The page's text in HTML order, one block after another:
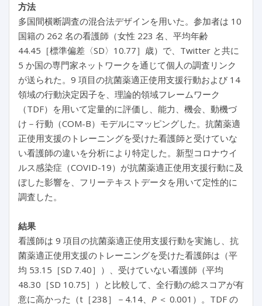
方法
多国間横断調査の混合法デザインを用いた。参加者は 10
国籍の 262 名の看護師（女性 223 名、平均年齢
44.45［標準偏差〈SD〉10.77］歳）で、Twitter と共に
5 か国の専門家ネットワークを通じて個人の調査リンク
が送られた。9 項目の抗菌薬適正使用支援行動および 14
領域の行動決定因子を、理論的領域フレームワーク
（TDF）を用いて定量的に評価し、能力、機会、動機づ
け－行動（COM-B）モデルにマッピングした。抗菌薬適
正使用支援のトレーニングを受けた看護師と受けていな
い看護師の違いを分析により特定した。新型コロナウイ
ルス感染症（COVID-19）が抗菌薬適正使用支援行動に及
ぼした影響を、フリーテキストデータを用いて定性的に
調査した。
結果
看護師は 9 項目の抗菌薬適正使用支援行動を実施し、抗
菌薬適正使用支援のトレーニングを受けた看護師は（平
均 53.15［SD 7.40］）、受けていない看護師（平均
48.30［SD 10.75］）と比較して、全行動の総スコアが有
意に高かった（t［238］－4.14、 P＜ 0.001）。TDF の